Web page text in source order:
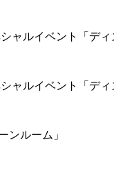
ャルイベント「デ
ャルイベント「デ
ンルーム」